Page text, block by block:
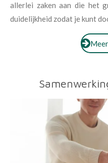
allerlei zaken aan die het
duidelijkheid zodat je kunt